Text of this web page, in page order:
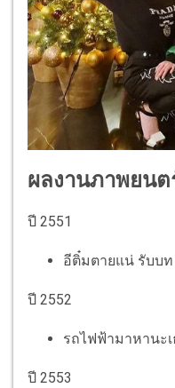
ผลงานภาพยนต
ปี 2551
อีติ๋มตายแน่ รับบ
ปี 2552
รถไฟฟ้ามาหานะ
ปี 2553